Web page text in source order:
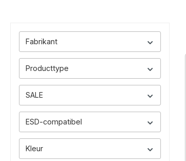
Fabrikant
Producttype
SALE
ESD-compatibel
Kleur